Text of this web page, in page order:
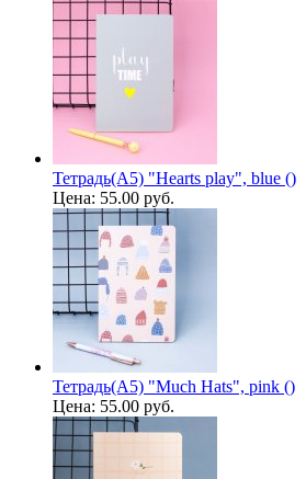
Тетрадь(A5) "Hearts play", blue ()
Цена: 55.00 руб.
Тетрадь(A5) "Much Hats", pink ()
Цена: 55.00 руб.